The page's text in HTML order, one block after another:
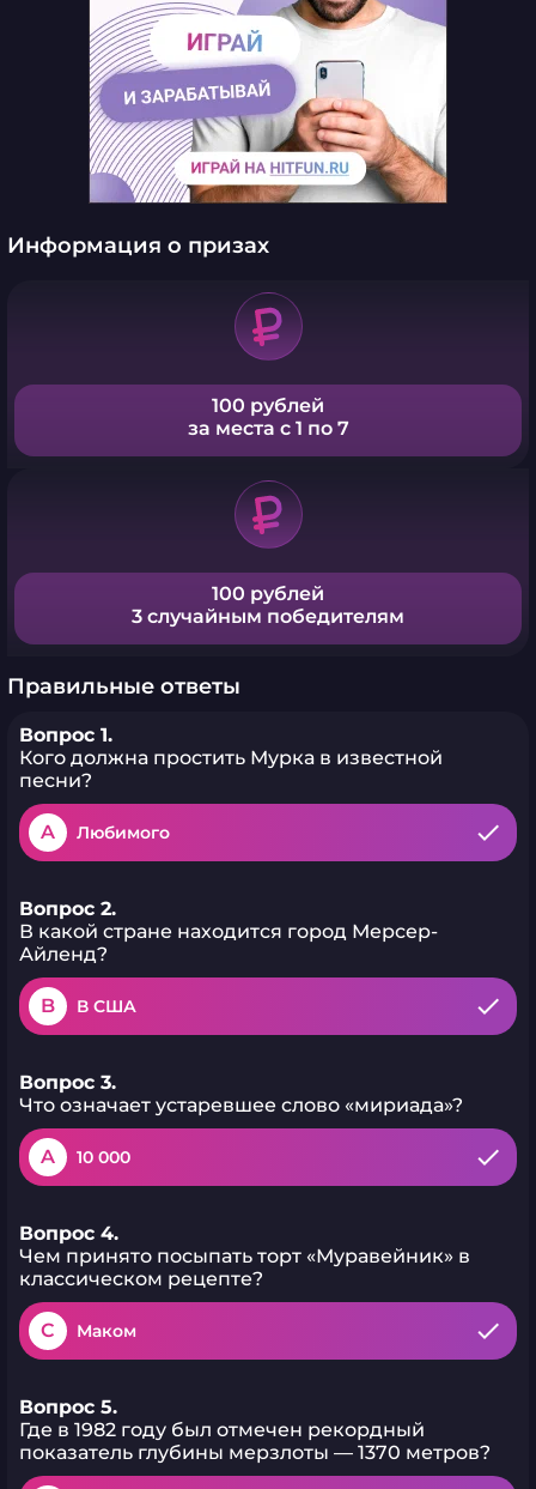
Информация о призах
100 рублей
за места с 1 по 7
100 рублей
3 случайным победителям
Правильные ответы
Вопрос 1.
Кого должна простить Мурка в известной
песни?
A Любимого
Вопрос 2.
В какой стране находится город Мерсер-
Айленд?
B В США
Вопрос 3.
Что означает устаревшее слово «мириада»?
A 10 000
Вопрос 4.
Чем принято посыпать торт «Муравейник» в
классическом рецепте?
C Маком
Вопрос 5.
Где в 1982 году был отмечен рекордный
показатель глубины мерзлоты — 1370 метров?